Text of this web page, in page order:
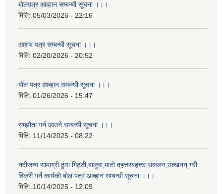
बोलपत्र आव्हान सम्बन्धी सूचना ।।।
मिति: 05/03/2026 - 22:16
आशय पत्र सम्बन्धी सूचना ।।।
मिति: 02/20/2026 - 20:52
बाेल पत्र आब्हान सम्बन्धी सूचना ।।।
मिति: 01/26/2026 - 15:47
सम्झाैता गर्न आउने सम्बन्धी सूचना ।।।
मिति: 11/14/2025 - 08:22
नदीजन्य सामाग्री ढुंगा गिट्टी,बालुवा,माटो दहत्तरबहत्तर संकलन,उत्खनन् गरी
विक्री गर्ने कार्यकाे बोल पत्र आब्हान सम्बन्धी सूचना ।।।
मिति: 10/14/2025 - 12:09